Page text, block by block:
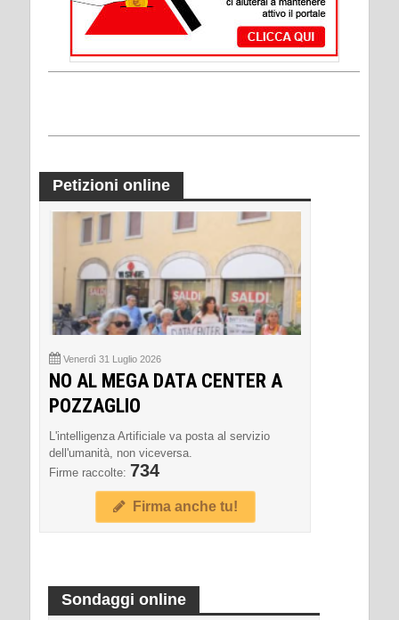
Petizioni online
Venerdì 31 Luglio 2026
NO AL MEGA DATA CENTER A
POZZAGLIO
L'intelligenza Artificiale va posta al servizio
dell'umanità, non viceversa.
Firme raccolte: 734
Firma anche tu!
Sondaggi online